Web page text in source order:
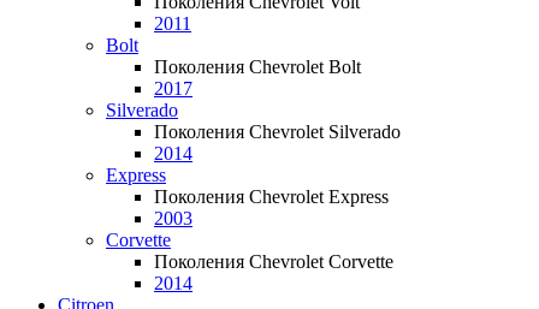
2011
Bolt
Поколения Chevrolet Bolt
2017
Silverado
Поколения Chevrolet Silverado
2014
Express
Поколения Chevrolet Express
2003
Corvette
Поколения Chevrolet Corvette
2014
Citroen